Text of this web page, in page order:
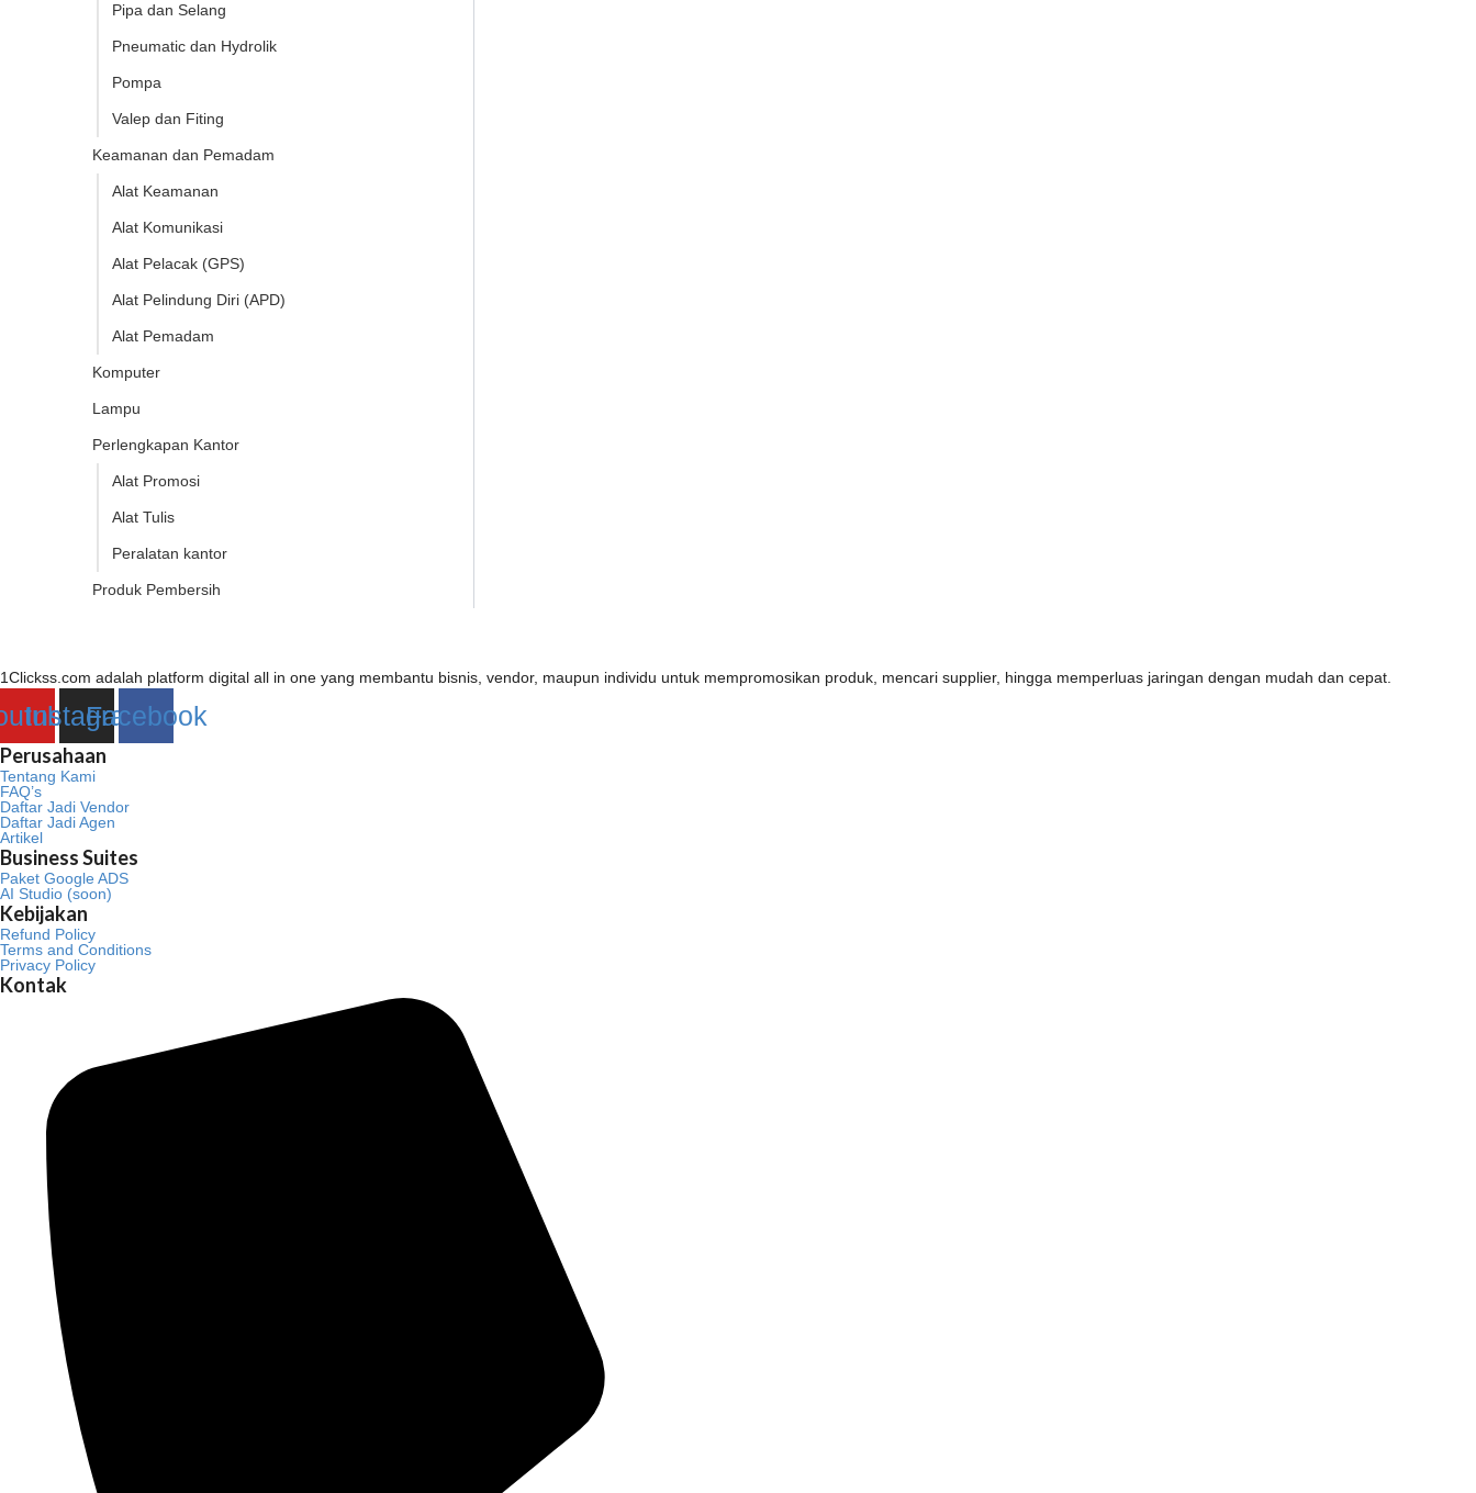
Pipa dan Selang
Pneumatic dan Hydrolik
Pompa
Valep dan Fiting
Keamanan dan Pemadam
Alat Keamanan
Alat Komunikasi
Alat Pelacak (GPS)
Alat Pelindung Diri (APD)
Alat Pemadam
Komputer
Lampu
Perlengkapan Kantor
Alat Promosi
Alat Tulis
Peralatan kantor
Produk Pembersih
1Clickss.com adalah platform digital all in one yang membantu bisnis, vendor, maupun individu untuk mempromosikan produk, mencari supplier, hingga memperluas jaringan dengan mudah dan cepat.
InstagramFacebook
Perusahaan
Tentang Kami
FAQ’s
Daftar Jadi Vendor
Daftar Jadi Agen
Artikel
Business Suites
Paket Google ADS
AI Studio (soon)
Kebijakan
Refund Policy
Terms and Conditions
Privacy Policy
Kontak